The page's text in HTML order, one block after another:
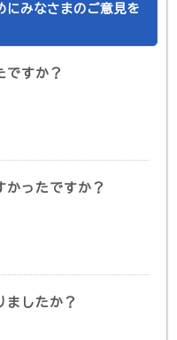
にみなさまのご意見を
ですか？
かったですか？
ましたか？